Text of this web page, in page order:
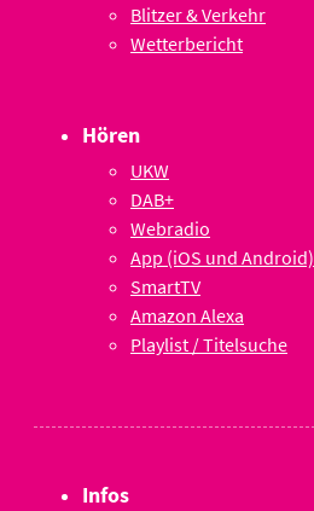
Blitzer & Verkehr
Wetterbericht
Hören
UKW
DAB+
Webradio
App (iOS und Android)
SmartTV
Amazon Alexa
Playlist / Titelsuche
Infos